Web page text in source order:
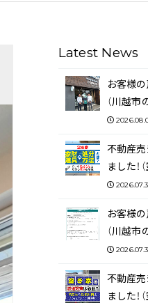
Latest News
お客様
（川越市
不動産
ました！
お客様
（川越市
不動産
ました！